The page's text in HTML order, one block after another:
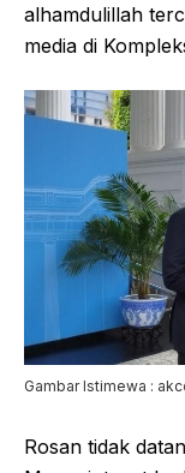
alhamdulillah
media di
Gambar Istimewa :
Rosan tidak